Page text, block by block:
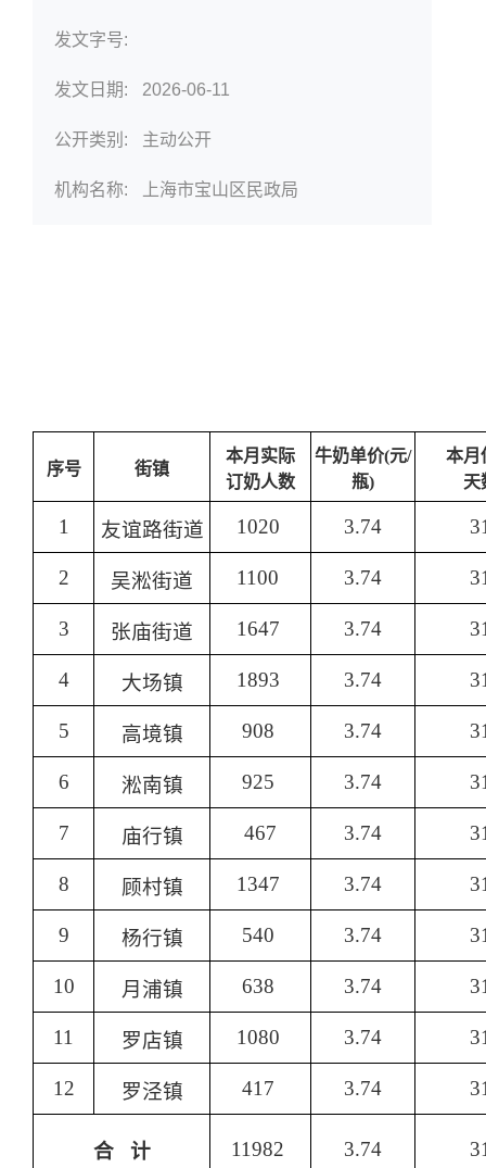
发文字号:
发文日期: 2026-06-11
公开类别: 主动公开
机构名称: 上海市宝山区民政局
序号 街镇
本月实际
订奶人数
牛奶单价(元/
瓶)
本月
天
1 友谊路街道 1020 3.74
2 吴淞街道 1100 3.74
3 张庙街道 1647 3.74
4 大场镇 1893 3.74
5 高境镇 908 3.74
6 淞南镇 925 3.74
7 庙行镇 467 3.74
8 顾村镇 1347 3.74
9 杨行镇 540 3.74
10 月浦镇 638 3.74
11 罗店镇 1080 3.74
12 罗泾镇 417 3.74
合 计 11982 3.74